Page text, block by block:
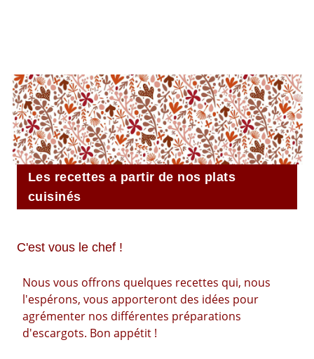
Les recettes a partir de nos plats
cuisinés
C'est vous le chef !
Nous vous offrons quelques recettes qui, nous
l'espérons, vous apporteront des idées pour
agrémenter nos différentes préparations
d'escargots. Bon appétit !